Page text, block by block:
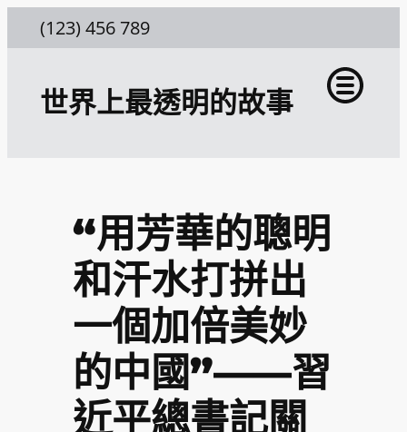
至
(123) 456 789
世界上最透明的故事
“用芳華的聰明
和汗水打拼出
一個加倍美妙
的中國”——習
近平總書記關